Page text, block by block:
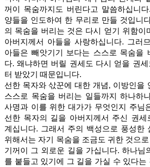
꺼이 목숨까지도 버린다고 말씀하십니
양들을 인도하여 한 무리로 만들 것입니
의 목숨을 버리는 것은 다시 얻기 위함이
아버지께서 아들을 사랑하십니다. 그러
아들은 빼앗기기 보다는 스스로 목숨을
다. 왜냐하면 버릴 권세도 다시 얻을 권
터 받았기 때문입니다.
선한 목자와 삯꾼에 대한 개념, 이방인을
스스로 목숨을 버리는 일들까지 하나하
사명과 이를 위한 대가가 무엇인지 주님
선한 목자의 길을 아버지께서 주신 권세
계십니다. 그래서 주의 백성으로 풍성한
위해서는 자기 목숨을 조금도 귀한 것으
기꺼이 그 외로운 길을 가십니다. 하나님
를 붙들고 있기에 그 길을 가실 수 있다는